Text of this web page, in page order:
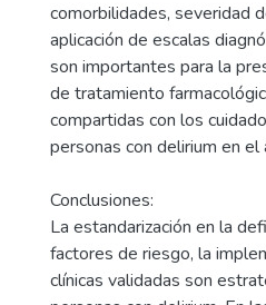
comorbilidades, severidad
aplicación de escalas
son importantes para la
de tratamiento
compartidas con los
personas con delirium en
Conclusiones:
La estandarización en la
factores de riesgo, la
clínicas validadas son